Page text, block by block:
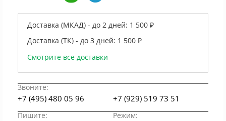
Доставка (МКАД) - до 2 дней: 1 500 ₽
Доставка (ТК) - до 3 дней: 1 500 ₽
Смотрите все доставки
Звоните:
+7 (495) 480 05 96 +7 (929) 519 73 51
Пишите: Режим: